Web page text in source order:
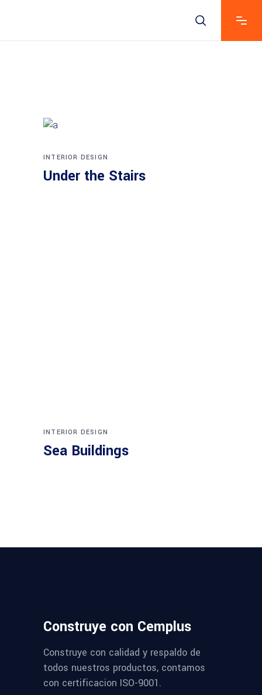
INTERIOR DESIGN
Under the Stairs
INTERIOR DESIGN
Sea Buildings
Construye con Cemplus
Construye con calidad y respaldo de
todos nuestros productos, contamos
con certificacion ISO-9001.